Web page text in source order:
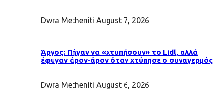
Dwra Metheniti August 7, 2026
Άργος: Πήγαν να «χτυπήσουν» το Lidl, αλλά
έφυγαν άρον-άρον όταν χτύπησε ο συναγερμός
Dwra Metheniti August 6, 2026